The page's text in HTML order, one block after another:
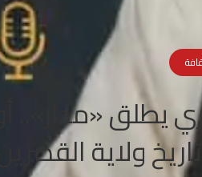
يطلق «مدار».. أول
ولاية القصرين